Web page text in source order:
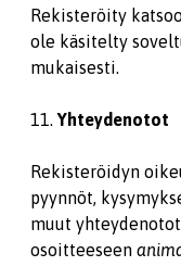
Rekisteröity
ole käsitelty
mukaisesti.
11.Yhteydenotot
Rekisteröidyn
pyynnöt,
muut
osoitteeseen